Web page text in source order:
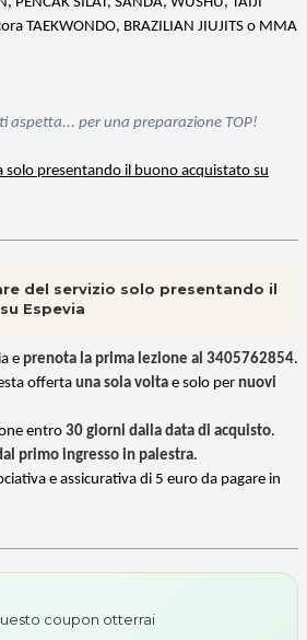
TAEKWONDO, BRAZILIAN JIUJITS o MMA
aspetta... per una preparazione TOP!
presentando il buono acquistato su
del servizio solo presentando il
Espevia
e prenota la prima lezione al 3405762854.
offerta una sola volta e solo per nuovi
entro 30 giorni dalla data di acquisto.
primo ingresso in palestra.
e assicurativa di 5 euro da pagare in
coupon otterrai